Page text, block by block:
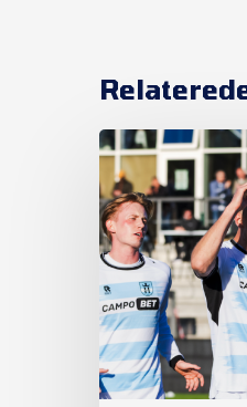
Et
nyt
kapitel
begynder
i
FC
Helsingør